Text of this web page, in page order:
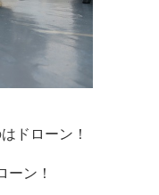
ドローン！
ーン！